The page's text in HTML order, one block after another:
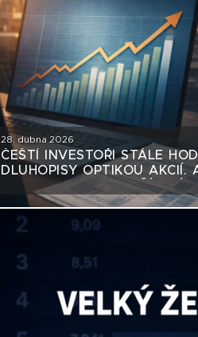
28. dubna 2026
ČEŠTÍ INVESTOŘI STÁLE
DLUHOPISY OPTIKOU AKCIÍ.
PORADCI TOHO VYUŽÍVAJÍ